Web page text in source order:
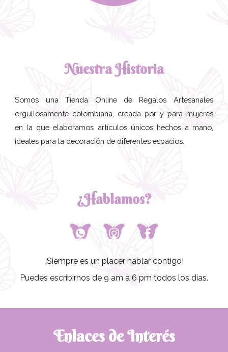
Nuestra Historia
Somos una Tienda Online de Regalos Artesanales
orgullosamente colombiana, creada por y para mujeres
en la que elaboramos artículos únicos hechos a mano,
ideales para la decoración de diferentes espacios.
¿Hablamos?
¡Siempre es un placer hablar contigo!
Puedes escribirnos de 9 am a 6 pm todos los días.
Enlaces de Interés